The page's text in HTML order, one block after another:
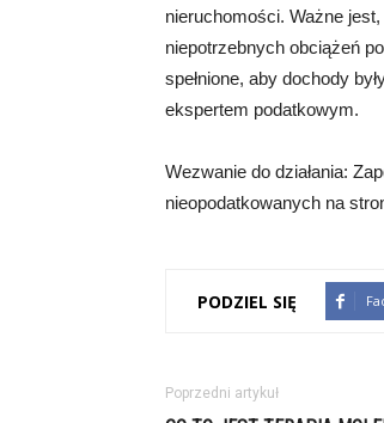
nieruchomości. Ważne
niepotrzebnych obciążeń
spełnione, aby dochody
ekspertem podatkowym.
Wezwanie do działania:
nieopodatkowanych na
PODZIEL SIĘ
Poprzedni artykuł